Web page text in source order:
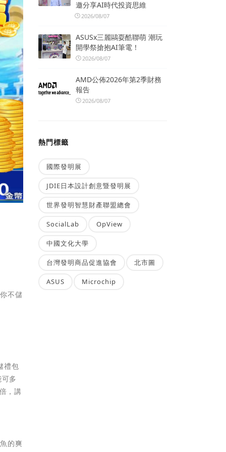
不儲
禮包
多
，講
的爽
邀分享AI時代投資思維
2026/08/07
ASUSx三麗鷗耍酷聯萌 潮玩
開學祭搶抱AI筆電！
2026/08/07
AMD公佈2026年第2季財務
報告
2026/08/07
熱門標籤
國際發明展
JDIE日本設計創意暨發明展
世界發明智慧財產聯盟總會
SocialLab OpView
中國文化大學
台灣發明商品促進協會 北市圖
ASUS Microchip